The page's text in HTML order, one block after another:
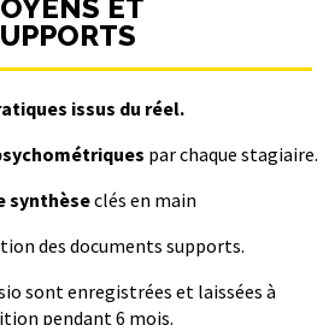
ET
issus du réel.
par chaque stagiaire.
synthèseclés en main
des documents supports.
sont enregistrées et laissées à
pendant 6 mois.